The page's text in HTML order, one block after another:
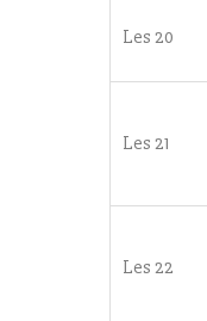
Les 20
Les 21
Les 22